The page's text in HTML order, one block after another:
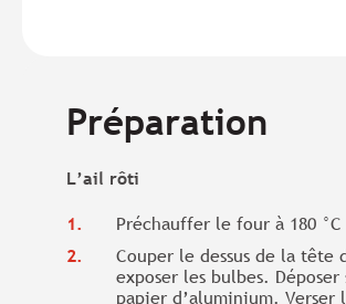
Préparation
L’ail rôti
Préchauffer le four à 180 °C
Couper le dessus de la tête
exposer les bulbes. Déposer
papier d’aluminium. Verser